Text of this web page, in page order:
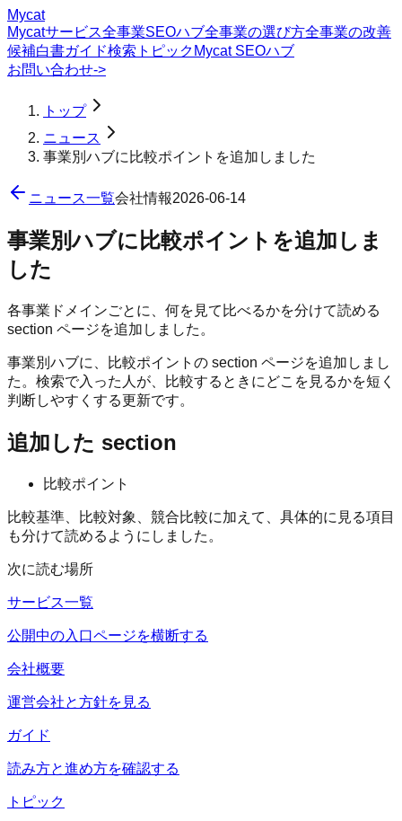
Mycat
Mycatサービス全事業SEOハブ全事業の選び方全事業の改善
候補白書ガイド検索トピック Mycat SEOハブ
お問い合わせ->
トップ
ニュース
事業別ハブに比較ポイントを追加しました
ニュース一覧会社情報2026-06-14
事業別ハブに比較ポイントを追加しま
した
各事業ドメインごとに、何を見て比べるかを分けて読める
section ページを追加しました。
事業別ハブに、比較ポイントの section ページを追加しまし
た。検索で入った人が、比較するときにどこを見るかを短く
判断しやすくする更新です。
追加した section
比較ポイント
比較基準、比較対象、競合比較に加えて、具体的に見る項目
も分けて読めるようにしました。
次に読む場所
サービス一覧
公開中の入口ページを横断する
会社概要
運営会社と方針を見る
ガイド
読み方と進め方を確認する
トピック